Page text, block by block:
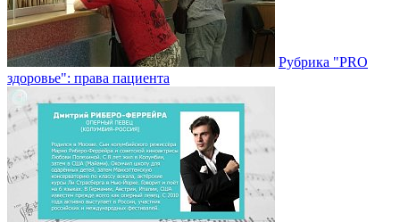
Рубрика "PRO
здоровье": права пациента